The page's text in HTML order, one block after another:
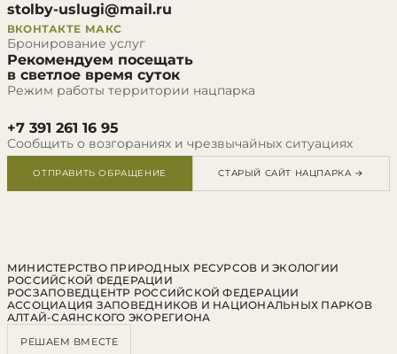
stolby-uslugi@mail.ru
ВКОНТАКТЕ МАКС
Бронирование услуг
Рекомендуем посещать
в светлое время суток
Режим работы территории нацпарка
+7 391 261 16 95
Сообщить о возгораниях и чрезвычайных ситуациях
ОТПРАВИТЬ ОБРАЩЕНИЕ СТАРЫЙ САЙТ НАЦПАРКА →
МИНИСТЕРСТВО ПРИРОДНЫХ РЕСУРСОВ И ЭКОЛОГИИ
РОССИЙСКОЙ ФЕДЕРАЦИИ
РОСЗАПОВЕДЦЕНТР РОССИЙСКОЙ ФЕДЕРАЦИИ
АССОЦИАЦИЯ ЗАПОВЕДНИКОВ И НАЦИОНАЛЬНЫХ ПАРКОВ
АЛТАЙ-САЯНСКОГО ЭКОРЕГИОНА
РЕШАЕМ ВМЕСТЕ